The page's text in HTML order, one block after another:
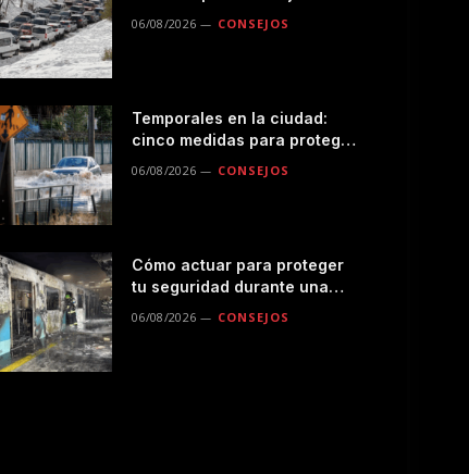
06/08/2026 CONSEJOS
Temporales en la ciudad:
cinco medidas para proteger
06/08/2026 CONSEJOS
Cómo actuar para proteger
tu seguridad durante una
transporte público
06/08/2026 CONSEJOS